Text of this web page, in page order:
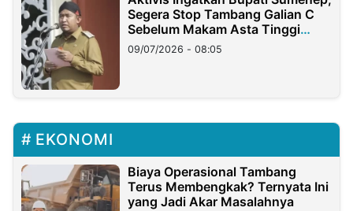
Segera Stop Tambang Galian C
Sebelum Makam Asta Tinggi
Longsor
09/07/2026 - 08:05
EKONOMI
Biaya Operasional Tambang
Terus Membengkak? Ternyata Ini
yang Jadi Akar Masalahnya